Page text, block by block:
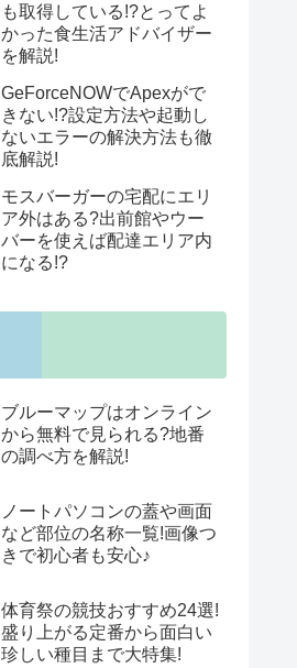
も取得している!?とってよ
かった食生活アドバイザー
を解説!
GeForceNOWでApexがで
きない!?設定方法や起動し
ないエラーの解決方法も徹
底解説!
モスバーガーの宅配にエリ
ア外はある?出前館やウー
バーを使えば配達エリア内
になる!?
ブルーマップはオンライン
から無料で見られる?地番
の調べ方を解説!
ノートパソコンの蓋や画面
など部位の名称一覧!画像つ
きで初心者も安心♪
体育祭の競技おすすめ24選!
盛り上がる定番から面白い
珍しい種目まで大特集!